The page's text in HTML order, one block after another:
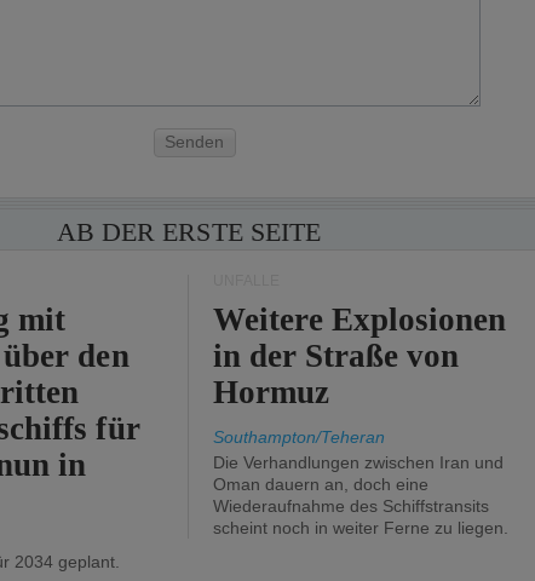
Senden
AB DER ERSTE SEITE
mit
den
für
in
2034 geplant.
Weitere Explosionen
in der Straße von
Hormuz
Southampton/Teheran
Die Verhandlungen zwischen Iran und
Oman dauern an, doch eine
Wiederaufnahme des Schiffstransits
scheint noch in weiter Ferne zu liegen.